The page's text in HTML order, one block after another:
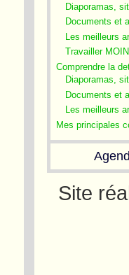
Diaporamas,
Documents et
Les meilleurs
Travailler
Comprendre la
Diaporamas,
Documents et
Les meilleurs
Mes principales
Site